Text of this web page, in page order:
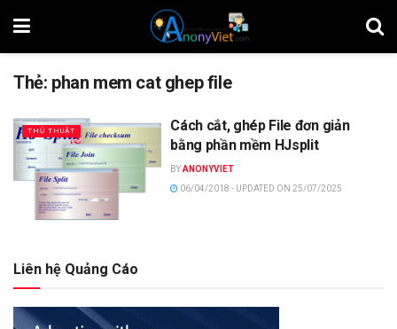
Thẻ: phan mem cat ghep file
THỦ THUẬT
Cách cắt, ghép File đơn giản
bằng phần mềm HJsplit
BYANONYVIET
06/04/2018 - UPDATED ON 25/07/2025
Liên hệ Quảng Cáo